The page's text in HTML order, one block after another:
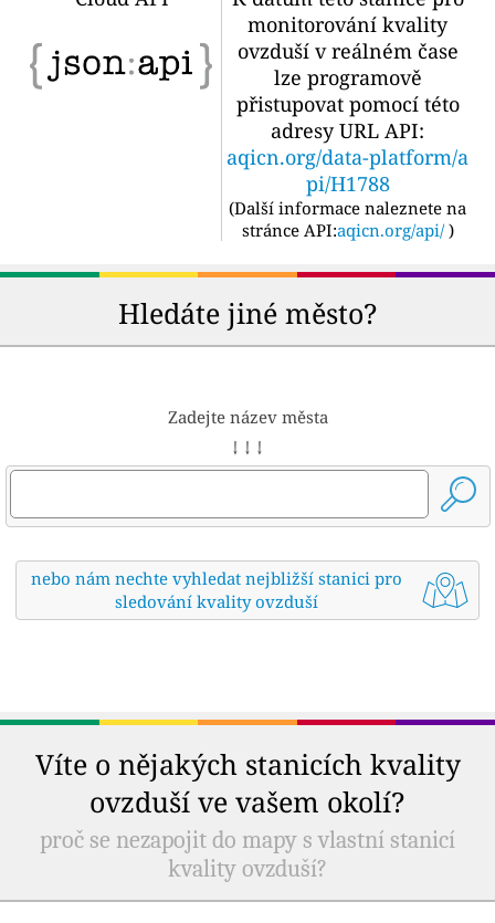
monitorování kvality
ovzduší v reálném čase
lze programově
přistupovat pomocí této
adresy URL API:
aqicn.org/data-platform/a
pi/H1788
(Další informace naleznete na
stránce API:aqicn.org/api/ )
Hledáte jiné město?
Zadejte název města
↓ ↓ ↓
nebo nám nechte vyhledat nejbližší stanici pro
sledování kvality ovzduší
Víte o nějakých stanicích kvality
ovzduší ve vašem okolí?
proč se nezapojit do mapy s vlastní stanicí
kvality ovzduší?